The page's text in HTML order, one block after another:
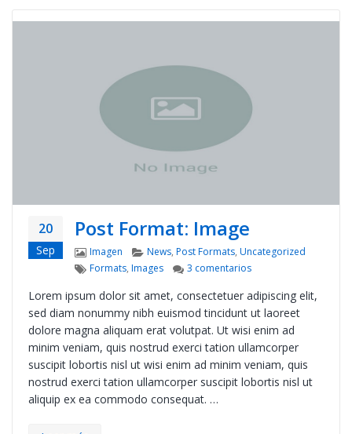
20
Sep
Post Format: Image
Format
Imagen Categories
News, Post Formats, Uncategorized
Tags
Formats, Images 3 comentariosen Post Format: Image
Lorem ipsum dolor sit amet, consectetuer adipiscing elit,
sed diam nonummy nibh euismod tincidunt ut laoreet
dolore magna aliquam erat volutpat. Ut wisi enim ad
minim veniam, quis nostrud exerci tation ullamcorper
suscipit lobortis nisl ut wisi enim ad minim veniam, quis
nostrud exerci tation ullamcorper suscipit lobortis nisl ut
aliquip ex ea commodo consequat. …